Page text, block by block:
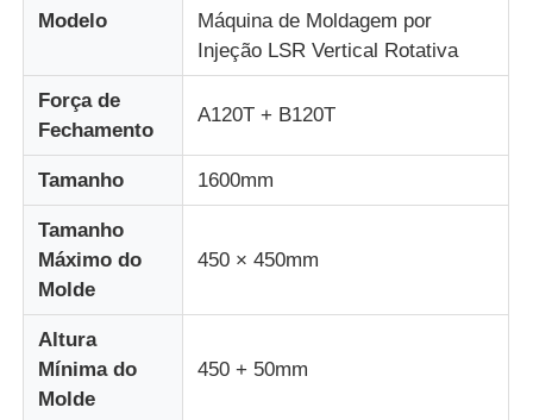
Casa
Produtos
Quem Somos
Fábrica
Controle de Qualidade
Modelo
Máquina de Moldagem por
Injeção LSR Vertical Rotativa
Força de
Fechamento
A120T + B120T
Tamanho 1600mm
Tamanho
Máximo do
Molde
450 × 450mm
Altura
Mínima do
Molde
450 + 50mm